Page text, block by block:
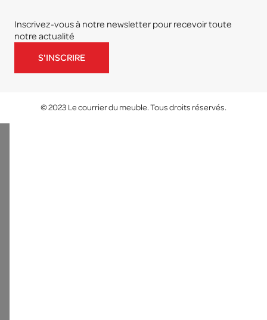
Inscrivez-vous à notre newsletter pour recevoir toute
notre actualité
S'INSCRIRE
© 2023 Le courrier du meuble. Tous droits réservés.